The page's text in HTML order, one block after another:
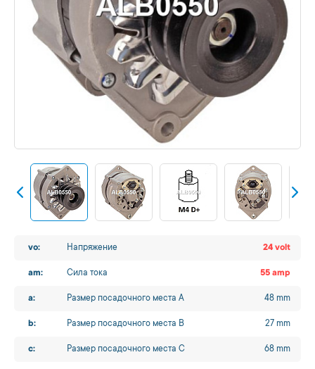
vo: Напряжение 24 volt
am: Сила тока 55 amp
a: Размер посадочного места A 48 mm
b: Размер посадочного места B 27 mm
c: Размер посадочного места C 68 mm